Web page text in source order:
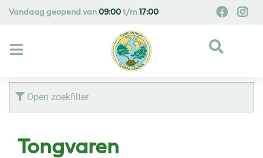
Vandaag geopend van 09:00 t/m 17:00
Open zoekfilter
Tongvaren